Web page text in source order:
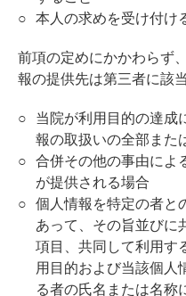
本人の求めを受け付け
前項の定めにかかわらず
報の提供先は第三者に該
当院が利用目的の達成
報の取扱いの全部また
合併その他の事由によ
が提供される場合
個人情報を特定の者と
あって、その旨並びに
項目、共同して利用
用目的および当該個人
る者の氏名または名称